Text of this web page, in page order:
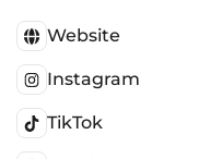
Website
Instagram
TikTok